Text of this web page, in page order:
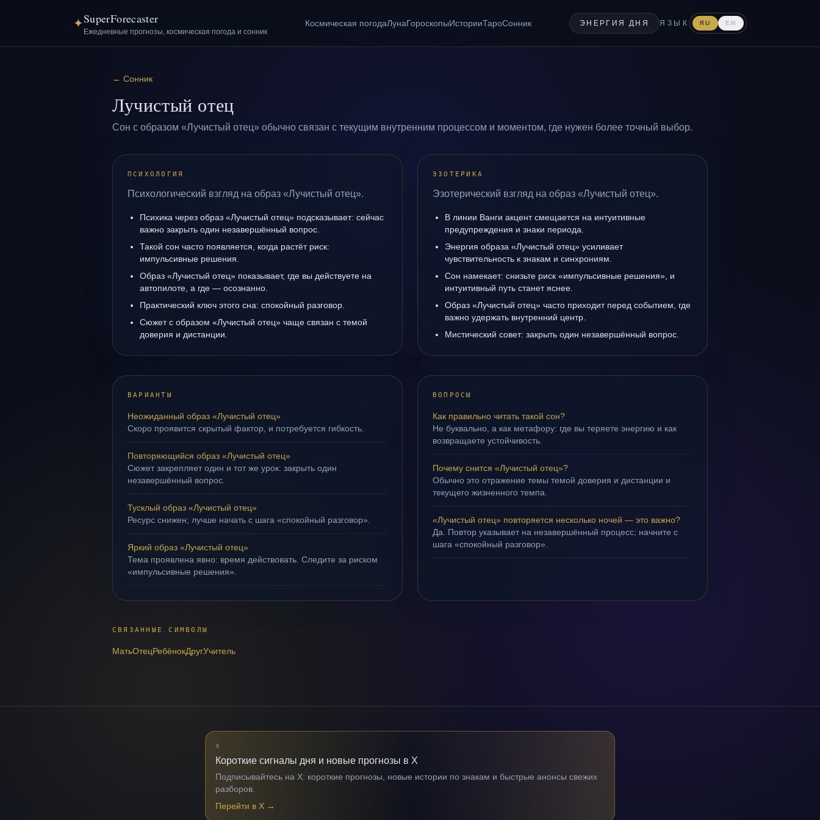
✦SuperForecaster
Ежедневные прогнозы, космическая погода и сонник
Космическая погодаЛунаГороскопыИсторииТароСонник ЭНЕРГИЯ ДНЯ ЯЗЫК RU EN
← Сонник
Лучистый отец
Сон с образом «Лучистый отец» обычно связан с текущим внутренним процессом и моментом, где нужен более точный выбор.
ПСИХОЛОГИЯ
Психологический взгляд на образ «Лучистый отец».
Психика через образ «Лучистый отец» подсказывает: сейчас
важно закрыть один незавершённый вопрос.
Такой сон часто появляется, когда растёт риск:
импульсивные решения.
Образ «Лучистый отец» показывает, где вы действуете на
автопилоте, а где — осознанно.
Практический ключ этого сна: спокойный разговор.
Сюжет с образом «Лучистый отец» чаще связан с темой
доверия и дистанции.
ЭЗОТЕРИКА
Эзотерический взгляд на образ «Лучистый отец».
В линии Ванги акцент смещается на интуитивные
предупреждения и знаки периода.
Энергия образа «Лучистый отец» усиливает
чувствительность к знакам и синхрониям.
Сон намекает: снизьте риск «импульсивные решения», и
интуитивный путь станет яснее.
Образ «Лучистый отец» часто приходит перед событием, где
важно удержать внутренний центр.
Мистический совет: закрыть один незавершённый вопрос.
ВАРИАНТЫ
Неожиданный образ «Лучистый отец»
Скоро проявится скрытый фактор, и потребуется гибкость.
Повторяющийся образ «Лучистый отец»
Сюжет закрепляет один и тот же урок: закрыть один
незавершённый вопрос.
Тусклый образ «Лучистый отец»
Ресурс снижен; лучше начать с шага «спокойный разговор».
Яркий образ «Лучистый отец»
Тема проявлена явно: время действовать. Следите за риском
«импульсивные решения».
ВОПРОСЫ
Как правильно читать такой сон?
Не буквально, а как метафору: где вы теряете энергию и как
возвращаете устойчивость.
Почему снится «Лучистый отец»?
Обычно это отражение темы темой доверия и дистанции и
текущего жизненного темпа.
«Лучистый отец» повторяется несколько ночей — это важно?
Да. Повтор указывает на незавершённый процесс; начните с
шага «спокойный разговор».
СВЯЗАННЫЕ СИМВОЛЫ
МатьОтецРебёнокДругУчитель
X
Короткие сигналы дня и новые прогнозы в X
Подписывайтесь на X: короткие прогнозы, новые истории по знакам и быстрые анонсы свежих
разборов.
Перейти в X →